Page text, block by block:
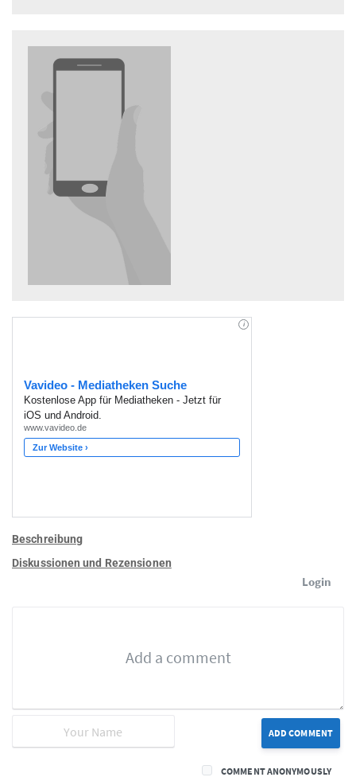
Beschreibung
Diskussionen und Rezensionen
Login
ADD COMMENT
COMMENT ANONYMOUSLY